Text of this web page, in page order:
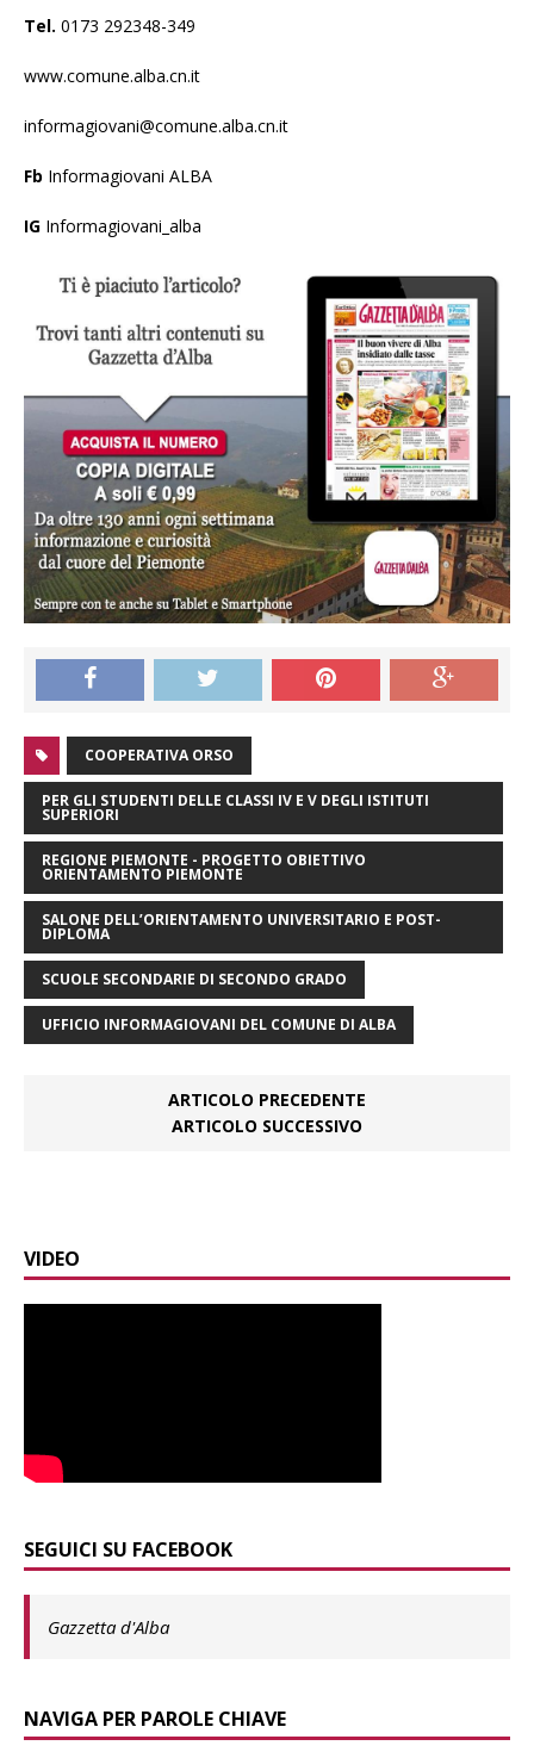
Tel. 0173 292348-349
www.comune.alba.cn.it
informagiovani@comune.alba.cn.it
Fb Informagiovani ALBA
IG Informagiovani_alba
COOPERATIVA ORSO
PER GLI STUDENTI DELLE CLASSI IV E V DEGLI ISTITUTI
SUPERIORI
REGIONE PIEMONTE - PROGETTO OBIETTIVO
ORIENTAMENTO PIEMONTE
SALONE DELL’ORIENTAMENTO UNIVERSITARIO E POST-
DIPLOMA
SCUOLE SECONDARIE DI SECONDO GRADO
UFFICIO INFORMAGIOVANI DEL COMUNE DI ALBA
ARTICOLO PRECEDENTE
ARTICOLO SUCCESSIVO
VIDEO
SEGUICI SU FACEBOOK
Gazzetta d'Alba
NAVIGA PER PAROLE CHIAVE